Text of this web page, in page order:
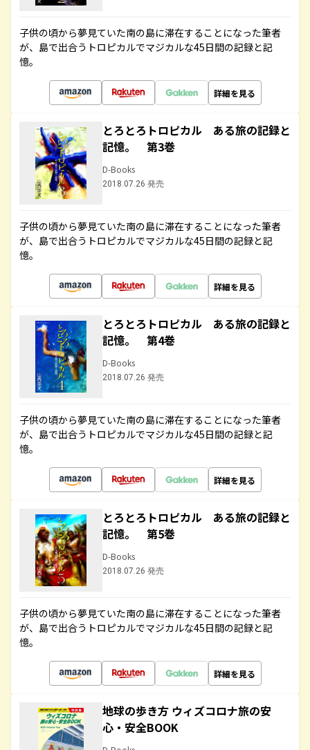
子供の頃から夢見ていた南の島に滞在することになった筆者
が、島で出合うトロピカルでマジカルな45日間の記録と記
憶。
詳細を見る
とろとろトロピカル ある旅の記録と
記憶。 第3巻
D-Books
2018.07.26 発売
子供の頃から夢見ていた南の島に滞在することになった筆者
が、島で出合うトロピカルでマジカルな45日間の記録と記
憶。
詳細を見る
とろとろトロピカル ある旅の記録と
記憶。 第4巻
D-Books
2018.07.26 発売
子供の頃から夢見ていた南の島に滞在することになった筆者
が、島で出合うトロピカルでマジカルな45日間の記録と記
憶。
詳細を見る
とろとろトロピカル ある旅の記録と
記憶。 第5巻
D-Books
2018.07.26 発売
子供の頃から夢見ていた南の島に滞在することになった筆者
が、島で出合うトロピカルでマジカルな45日間の記録と記
憶。
詳細を見る
地球の歩き方 ウィズコロナ旅の安
心・安全BOOK